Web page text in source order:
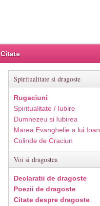
Citate
Spiritualitate si dragoste
Rugaciuni
Spiritualitate / Iubire
Dumnezeu si Iubirea
Marea Evanghelie a lui Ioan
Colinde de Craciun
Voi si dragostea
Declaratii de dragoste
Poezii de dragoste
Citate despre dragoste